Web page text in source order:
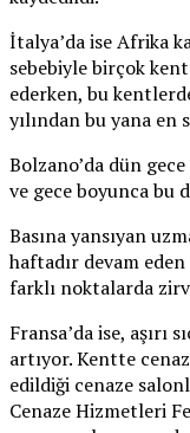
İtalya’da ise Afrika
sebebiyle birçok
ederken, bu
yılından bu yana en
Bolzano’da dün
ve gece boyunca bu
Basına yansıyan
haftadır devam eden
farklı noktalarda
Fransa’da ise, aşırı
artıyor. Kentte
edildiği cenaze
Cenaze Hizmetleri